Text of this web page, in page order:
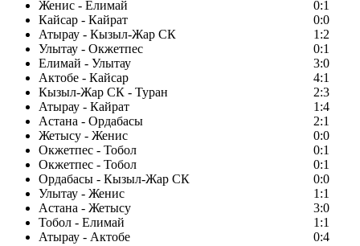
Женис - Елимай
0:1
Кайсар - Кайрат
0:0
Атырау - Кызыл-Жар СК
1:2
Улытау - Окжетпес
0:1
Елимай - Улытау
3:0
Актобе - Кайсар
4:1
Кызыл-Жар СК - Туран
2:3
Атырау - Кайрат
1:4
Астана - Ордабасы
2:1
Жетысу - Женис
0:0
Окжетпес - Тобол
0:1
Окжетпес - Тобол
0:1
Ордабасы - Кызыл-Жар СК
0:0
Улытау - Женис
1:1
Астана - Жетысу
3:0
Тобол - Елимай
1:1
Атырау - Актобе
0:4